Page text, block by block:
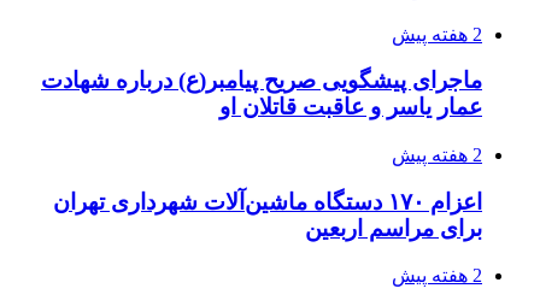
2 هفته پیش
ماجرای پیشگویی صریح پیامبر(ع) درباره شهادت
عمار یاسر و عاقبت قاتلان او
2 هفته پیش
اعزام ۱۷۰ دستگاه ماشین‌آلات شهرداری تهران
برای مراسم اربعین
2 هفته پیش